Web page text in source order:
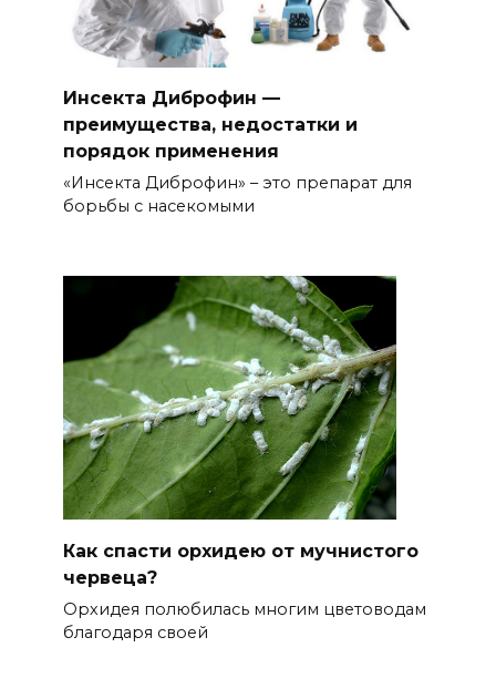
Инсекта Диброфин —
преимущества, недостатки и
порядок применения
«Инсекта Диброфин» – это препарат для
борьбы с насекомыми
Как спасти орхидею от мучнистого
червеца?
Орхидея полюбилась многим цветоводам
благодаря своей